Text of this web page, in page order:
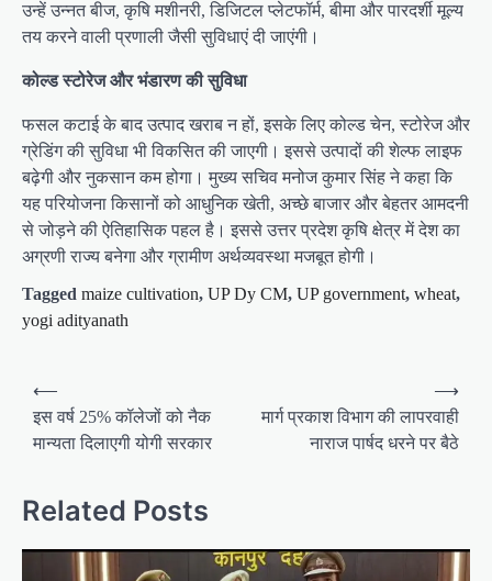
उन्हें उन्नत बीज, कृषि मशीनरी, डिजिटल प्लेटफॉर्म, बीमा और पारदर्शी मूल्य
तय करने वाली प्रणाली जैसी सुविधाएं दी जाएंगी।
कोल्ड स्टोरेज और भंडारण की सुविधा
फसल कटाई के बाद उत्पाद खराब न हों, इसके लिए कोल्ड चेन, स्टोरेज और
ग्रेडिंग की सुविधा भी विकसित की जाएगी। इससे उत्पादों की शेल्फ लाइफ
बढ़ेगी और नुकसान कम होगा। मुख्य सचिव मनोज कुमार सिंह ने कहा कि
यह परियोजना किसानों को आधुनिक खेती, अच्छे बाजार और बेहतर आमदनी
से जोड़ने की ऐतिहासिक पहल है। इससे उत्तर प्रदेश कृषि क्षेत्र में देश का
अग्रणी राज्य बनेगा और ग्रामीण अर्थव्यवस्था मजबूत होगी।
Tagged maize cultivation, UP Dy CM, UP government, wheat,
yogi adityanath
o
n
a
⟵
इस वर्ष 25% कॉलेजों को नैक
मान्यता दिलाएगी योगी सरकार
मार्ग प्रकाश विभाग की लापरवाही
नाराज पार्षद धरने पर बैठे
⟶
Related Posts